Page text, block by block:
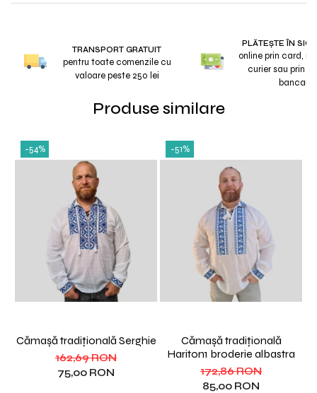
TRANSPORT GRATUIT
pentru toate comenzile cu
valoare peste 250 lei
PLĂTEȘTE ÎN
online prin card,
curier sau prin
bancar
Produse similare
-54%
Cămașă tradițională Serghie
162,69 RON
75,00 RON
-51%
Cămașă tradițională
Hariton1 broderie albastra
172,86 RON
85,00 RON